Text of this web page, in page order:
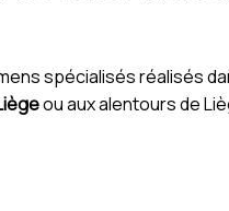
spécialisés réalisés
ou aux alentours de